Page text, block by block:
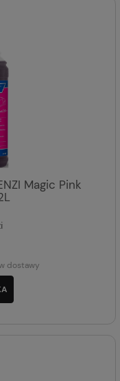
Magic Pink
dostawy